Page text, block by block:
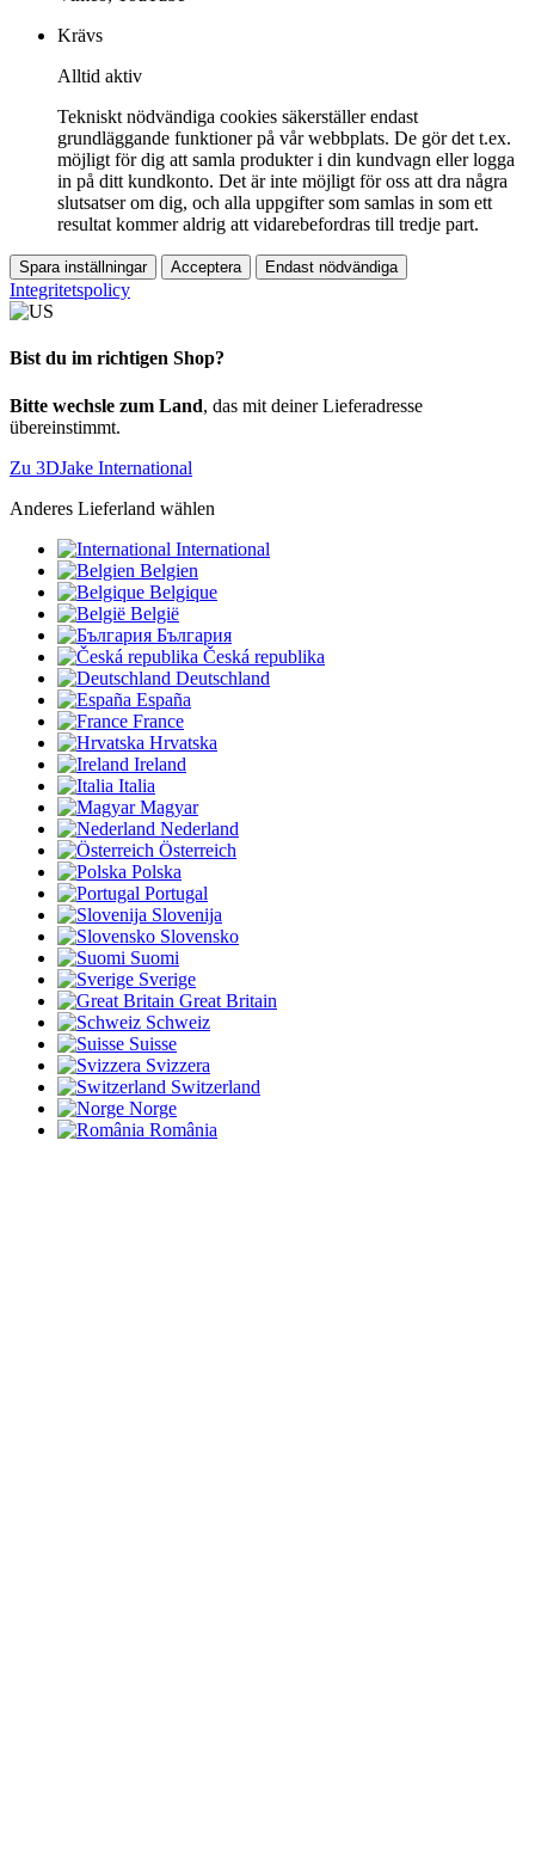
Krävs
Alltid aktiv
Tekniskt nödvändiga cookies säkerställer endast
grundläggande funktioner på vår webbplats. De gör det t.ex.
möjligt för dig att samla produkter i din kundvagn eller logga
in på ditt kundkonto. Det är inte möjligt för oss att dra några
slutsatser om dig, och alla uppgifter som samlas in som ett
resultat kommer aldrig att vidarebefordras till tredje part.
Spara inställningar Acceptera Endast nödvändiga
Integritetspolicy
Bist du im richtigen Shop?
Bitte wechsle zum Land, das mit deiner Lieferadresse
übereinstimmt.
Zu 3DJake International
Anderes Lieferland wählen
International
Belgien
Belgique
België
България
Česká republika
Deutschland
España
France
Hrvatska
Ireland
Italia
Magyar
Nederland
Österreich
Polska
Portugal
Slovenija
Slovensko
Suomi
Sverige
Great Britain
Schweiz
Suisse
Svizzera
Switzerland
Norge
România